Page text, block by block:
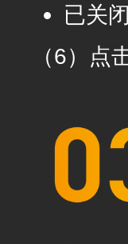
已关
（6）点